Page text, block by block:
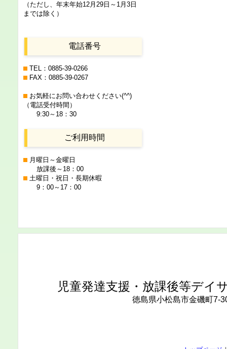
（ただし、年末年始12月29日 ～1月3日
までは除く）
電話番号
TEL：0885-39-0266
FAX：0885-39-0267
お気軽にお問い合わせください(^^)
（電話受付時間）
9:30～18：30
ご利用時間
月曜日～金曜日
放課後～18：00
土曜日・祝日・長期休暇
9：00～17：00
児童発達支援・放課後等デイ
徳島県小松島市金磯町7-